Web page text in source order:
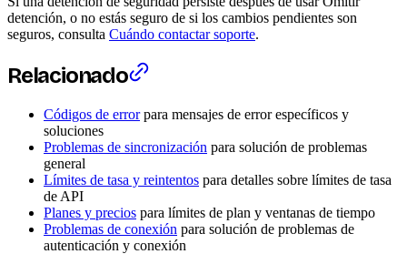
detención, o no estás seguro de si los cambios pendientes son
seguros, consulta Cuándo contactar soporte.
Relacionado
Códigos de errorpara mensajes de error específicos y
soluciones
Problemas de sincronización para solución de problemas
general
Límites de tasa y reintentos para detalles sobre límites de tasa
de API
Planes y precios para límites de plan y ventanas de tiempo
Problemas de conexión para solución de problemas de
autenticación y conexión